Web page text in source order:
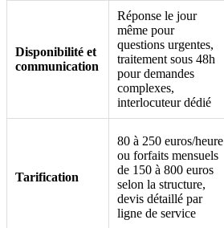
Disponibilité et
communication
Réponse le jour
même pour
questions urgentes,
traitement sous 48h
pour demandes
complexes,
interlocuteur dédié
Tarification
80 à 250 euros/heure
ou forfaits mensuels
de 150 à 800 euros
selon la structure,
devis détaillé par
ligne de service